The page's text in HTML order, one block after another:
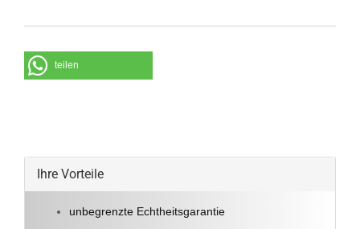
teilen
Ihre Vorteile
unbegrenzte Echtheitsgarantie